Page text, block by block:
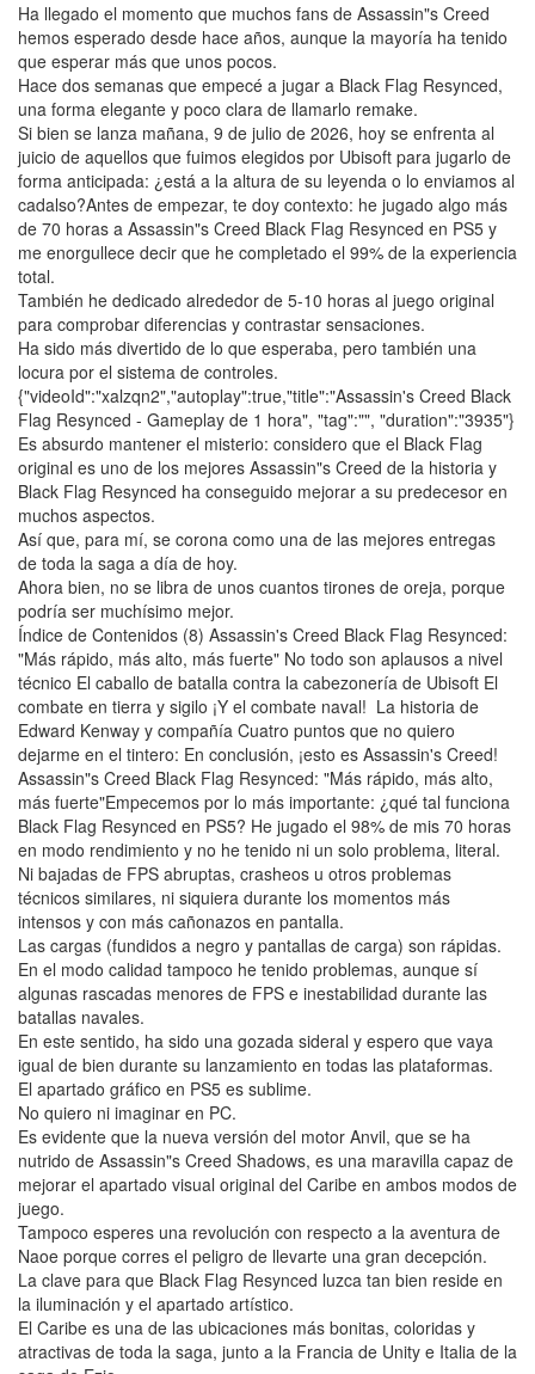
Ha llegado el momento que muchos fans de Assassin"s Creed
hemos esperado desde hace años, aunque la mayoría ha tenido
que esperar más que unos pocos.
Hace dos semanas que empecé a jugar a Black Flag Resynced,
una forma elegante y poco clara de llamarlo remake.
Si bien se lanza mañana, 9 de julio de 2026, hoy se enfrenta al
juicio de aquellos que fuimos elegidos por Ubisoft para jugarlo de
forma anticipada: ¿está a la altura de su leyenda o lo enviamos al
cadalso?Antes de empezar, te doy contexto: he jugado algo más
de 70 horas a Assassin"s Creed Black Flag Resynced en PS5 y
me enorgullece decir que he completado el 99% de la experiencia
total.
También he dedicado alrededor de 5-10 horas al juego original
para comprobar diferencias y contrastar sensaciones.
Ha sido más divertido de lo que esperaba, pero también una
locura por el sistema de controles.
{"videoId":"xalzqn2","autoplay":true,"title":"Assassin's Creed Black
Flag Resynced - Gameplay de 1 hora", "tag":"", "duration":"3935"}
Es absurdo mantener el misterio: considero que el Black Flag
original es uno de los mejores Assassin"s Creed de la historia y
Black Flag Resynced ha conseguido mejorar a su predecesor en
muchos aspectos.
Así que, para mí, se corona como una de las mejores entregas
de toda la saga a día de hoy.
Ahora bien, no se libra de unos cuantos tirones de oreja, porque
podría ser muchísimo mejor.
Índice de Contenidos (8) Assassin's Creed Black Flag Resynced:
"Más rápido, más alto, más fuerte" No todo son aplausos a nivel
técnico El caballo de batalla contra la cabezonería de Ubisoft El
combate en tierra y sigilo ¡Y el combate naval! La historia de
Edward Kenway y compañía Cuatro puntos que no quiero
dejarme en el tintero: En conclusión, ¡esto es Assassin's Creed!
Assassin"s Creed Black Flag Resynced: "Más rápido, más alto,
más fuerte"Empecemos por lo más importante: ¿qué tal funciona
Black Flag Resynced en PS5? He jugado el 98% de mis 70 horas
en modo rendimiento y no he tenido ni un solo problema, literal.
Ni bajadas de FPS abruptas, crasheos u otros problemas
técnicos similares, ni siquiera durante los momentos más
intensos y con más cañonazos en pantalla.
Las cargas (fundidos a negro y pantallas de carga) son rápidas.
En el modo calidad tampoco he tenido problemas, aunque sí
algunas rascadas menores de FPS e inestabilidad durante las
batallas navales.
En este sentido, ha sido una gozada sideral y espero que vaya
igual de bien durante su lanzamiento en todas las plataformas.
El apartado gráfico en PS5 es sublime.
No quiero ni imaginar en PC.
Es evidente que la nueva versión del motor Anvil, que se ha
nutrido de Assassin"s Creed Shadows, es una maravilla capaz de
mejorar el apartado visual original del Caribe en ambos modos de
juego.
Tampoco esperes una revolución con respecto a la aventura de
Naoe porque corres el peligro de llevarte una gran decepción.
La clave para que Black Flag Resynced luzca tan bien reside en
la iluminación y el apartado artístico.
El Caribe es una de las ubicaciones más bonitas, coloridas y
atractivas de toda la saga, junto a la Francia de Unity e Italia de la